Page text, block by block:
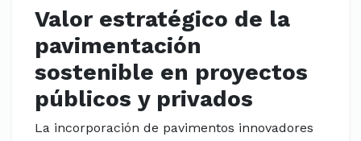
Valor estratégico de la
pavimentación
sostenible en proyectos
públicos y privados
La incorporación de pavimentos innovadores